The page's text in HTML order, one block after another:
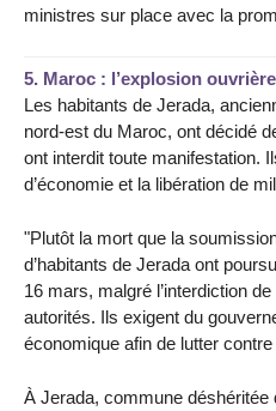
ministres sur place avec la
5. Maroc : l’explosion
Les habitants de Jerada,
nord-est du Maroc, ont décidé
ont interdit toute manifestation.
d’économie et la libération de
"Plutôt la mort que la
d’habitants de Jerada ont
16 mars, malgré l’interdiction
autorités. Ils exigent du
économique afin de lutter
À Jerada, commune déshéritée